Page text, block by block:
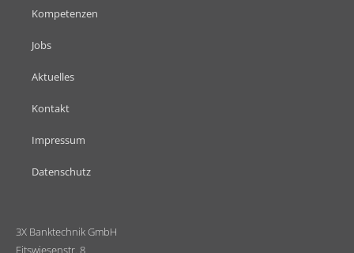
Kompetenzen
Jobs
Aktuelles
Kontakt
Impressum
Datenschutz
3X Banktechnik GmbH
Eitswiesenstr. 8